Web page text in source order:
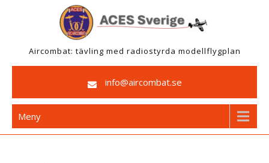
Aircombat: tävling med radiostyrda modellflygplan
info@aircombat.se
Meny